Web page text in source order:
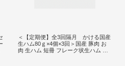
＜【定期便】全3回隔月 かける国産
生ハム80ｇ×4個×3回＞国産 豚肉 お
肉 生ハム 短冊 フレーク状生ハム ト